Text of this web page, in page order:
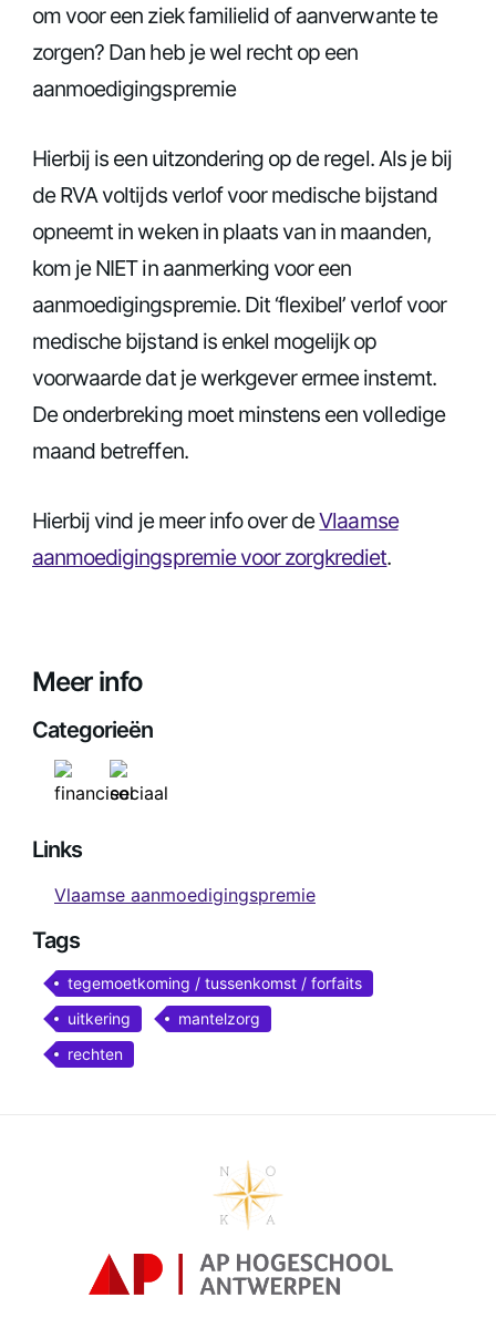
om voor een ziek familielid of aanverwante te
zorgen? Dan heb je wel recht op een
aanmoedigingspremie
Hierbij is een uitzondering op de regel. Als je bij
de RVA voltijds verlof voor medische bijstand
opneemt in weken in plaats van in maanden,
kom je NIET in aanmerking voor een
aanmoedigingspremie. Dit ‘flexibel’ verlof voor
medische bijstand is enkel mogelijk op
voorwaarde dat je werkgever ermee instemt.
De onderbreking moet minstens een volledige
maand betreffen.
Hierbij vind je meer info over deVlaamse
aanmoedigingspremie voor zorgkrediet.
Meer info
Categorieën
Links
Vlaamse aanmoedigingspremie
Tags
tegemoetkoming / tussenkomst / forfaits
uitkering
mantelzorg
rechten